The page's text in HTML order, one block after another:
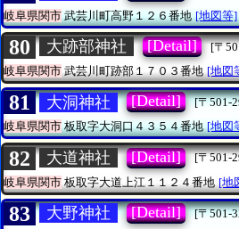
岐阜県関市武芸川町高野１２６番地 [地図等]
80 大跡部神社 [Detail]
[〒
岐阜県関市 武芸川町跡部１７０３番地 [地図
81 大洞神社 [Detail]
[〒501-
岐阜県関市板取字大洞口４３５４番地 [地図
82 大道神社 [Detail]
[〒501-
岐阜県関市 板取字大道上江１１２４番地 [地
83 大野神社 [Detail]
[〒501-